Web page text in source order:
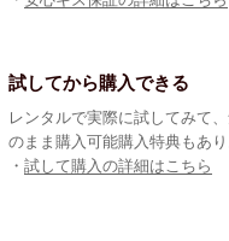
試してから購入できる
レンタルで実際に試してみて
のまま購入可能購入特典もあり
・試して購入の詳細はこちら